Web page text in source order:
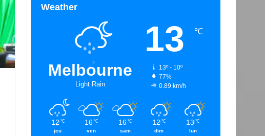
Weather
Melbourne
Light Rain
13 ℃
13º - 10º
77%
0.89 km/h
12 ℃
jeu
16 ℃
ven
16 ℃
sam
12 ℃
dim
13 ℃
lun